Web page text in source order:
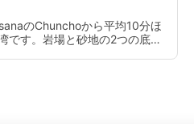
のChunchoから平均10分ほ
です。岩場と砂地の2つの底が